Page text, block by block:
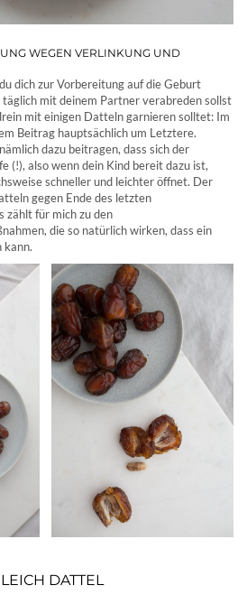
WEGEN VERLINKUNG UND
dich zur Vorbereitung auf die Geburt
täglich mit deinem Partner verabreden sollst
mit einigen Datteln garnieren solltet: Im
Beitrag hauptsächlich um Letztere.
dazu beitragen, dass sich der
(!), also wenn dein Kind bereit dazu ist,
schneller und leichter öffnet. Der
gegen Ende des letzten
zählt für mich zu den
die so natürlich wirken, dass ein
kann.
DATTEL